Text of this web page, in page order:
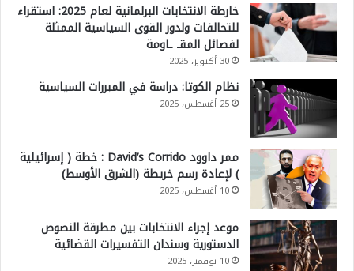
خارطة الانتخابات البرلمانية لعام 2025: استقراء
للتحالفات ولدور القوى السياسية الممثلة
لفصائل المقـ ـاومة
30 أكتوبر، 2025
نظام الكوتا: دراسة في المبررات السياسية
25 أغسطس، 2025
ممر داوود David’s Corrido : خطة ( إسرائيلية
) لإعادة رسم خريطة (الشرق الأوسط)
10 أغسطس، 2025
موعد إجراء الانتخابات بين مطرقة النصوص
الدستورية وسندان التفسيرات القضائية
10 نوفمبر، 2025